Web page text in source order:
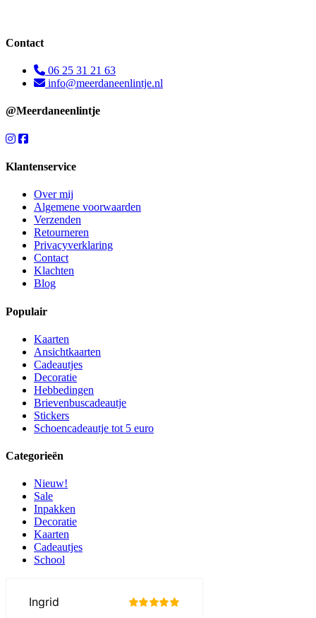
Contact
06 25 31 21 63
info@meerdaneenlintje.nl
@Meerdaneenlintje
Klantenservice
Over mij
Algemene voorwaarden
Verzenden
Retourneren
Privacyverklaring
Contact
Klachten
Blog
Populair
Kaarten
Ansichtkaarten
Cadeautjes
Decoratie
Hebbedingen
Brievenbuscadeautje
Stickers
Schoencadeautje tot 5 euro
Categorieën
Nieuw!
Sale
Inpakken
Decoratie
Kaarten
Cadeautjes
School